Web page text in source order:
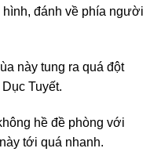
hình, đánh về phía người
này tung ra quá đột
Tuyết.
hề đề phòng với
tới quá nhanh.